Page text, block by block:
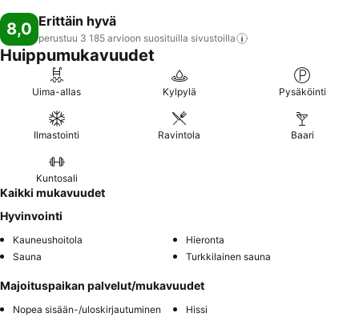
8,0 Erittäin hyvä
perustuu 3 185 arvioon suosituilla sivustoilla
Huippumukavuudet
Uima-allas Kylpylä Pysäköinti
Ilmastointi Ravintola Baari
Kuntosali
Kaikki mukavuudet
Hyvinvointi
Kauneushoitola
Hieronta
Sauna
Turkkilainen sauna
Majoituspaikan palvelut/mukavuudet
Nopea sisään-/uloskirjautuminen
Hissi